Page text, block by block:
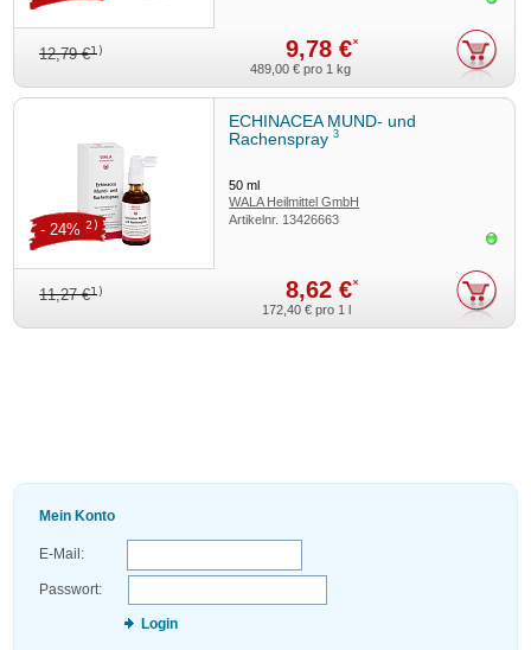
12,79 €1) 9,78 €*
489,00 € pro 1 kg
ECHINACEA MUND- und
Rachenspray3
50ml
WALA Heilmittel GmbH
Artikelnr. 13426663
11,27 €1) 8,62 €*
- 24% 2)
172,40 € pro 1 l
Mein Konto
E-Mail:
Passwort:
Login